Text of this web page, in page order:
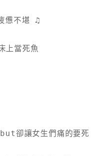
憊不堪 ♫
上當死魚
卻讓女生們痛的要死 ♫